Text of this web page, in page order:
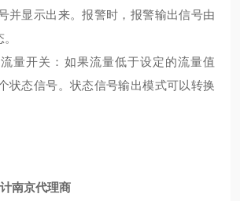
并显示出来。报警时，报警输出信号由
量开关：如果流量低于设定的流量值
状态信号。状态信号输出模式可以转换
南京代理商